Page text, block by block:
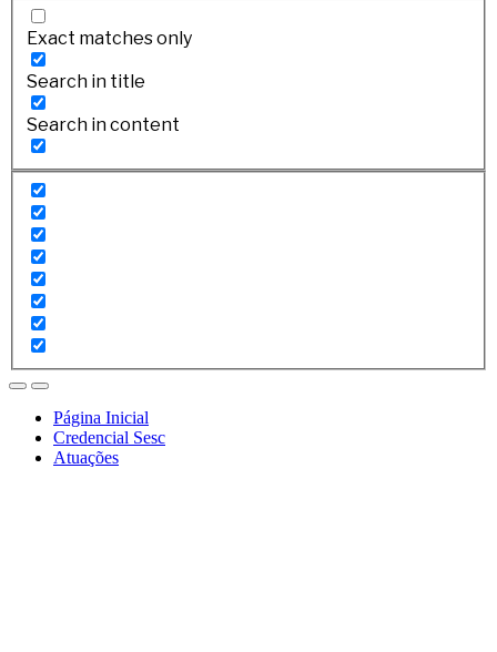
Exact matches only
Search in title
Search in content
Página Inicial
Credencial Sesc
Atuações